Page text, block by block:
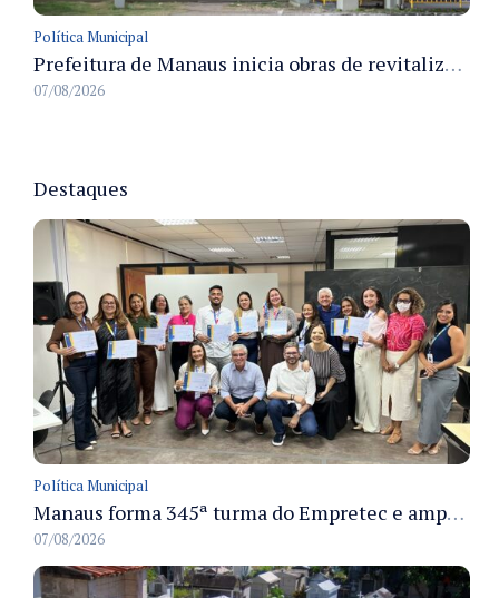
Política Municipal
Prefeitura de Manaus inicia obras de revitalização na passarela Max Teixeira para ampliar segurança e mobilidade urbana
07/08/2026
Destaques
Política Municipal
Manaus forma 345ª turma do Empretec e amplia qualificação de empreendedores na cidade
07/08/2026